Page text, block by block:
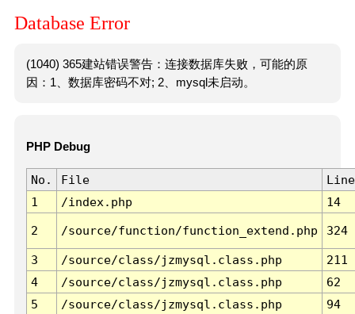
Database Error
(1040) 365建站错误警告：连接数据库失败，可能的原
因：1、数据库密码不对; 2、mysql未启动。
PHP Debug
No. File
Line
1
/index.php 14
2 /source/function/function_extend.php 324
3 /source/class/jzmysql.class.php
211
4
/source/class/jzmysql.class.php
62
5
/source/class/jzmysql.class.php
94